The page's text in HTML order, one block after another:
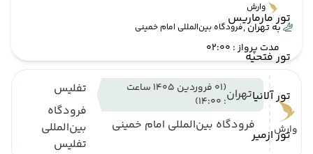
تور مارماریس
تور فتحیه
تور آلانیا
تور ازمیر
وارش
به تهران ,فرودگاه بین‌المللی امام خمینی
مدت پرواز : 02:00
وارش
تهران
(01 فروردین 1405 ساعت
: 14:00)
فرودگاه بین‌المللی امام خمینی
تفلیس
فرودگاه
بین‌المللی
تفلیس